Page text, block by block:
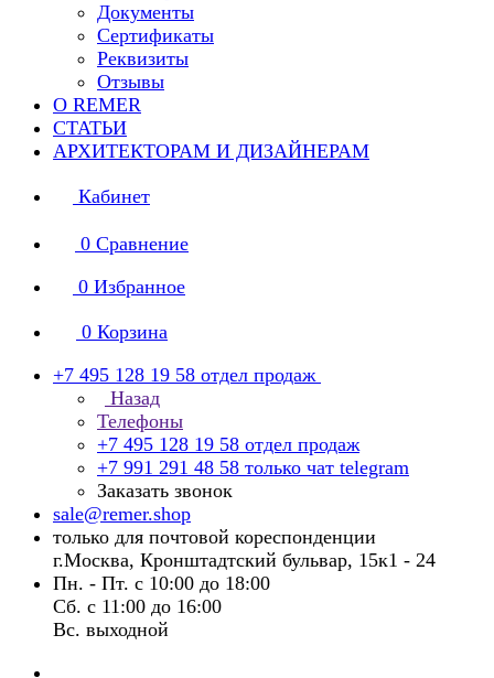
Документы
Сертификаты
Реквизиты
Отзывы
О REMER
СТАТЬИ
АРХИТЕКТОРАМ И ДИЗАЙНЕРАМ
Кабинет
0 Сравнение
0 Избранное
0 Корзина
+7 495 128 19 58 отдел продаж
Назад
Телефоны
+7 495 128 19 58 отдел продаж
+7 991 291 48 58 только чат telegram
Заказать звонок
sale@remer.shop
только для почтовой кореспонденции
г.Москва, Кронштадтский бульвар, 15к1 - 24
Пн. - Пт. с 10:00 до 18:00
Сб. с 11:00 до 16:00
Вс. выходной